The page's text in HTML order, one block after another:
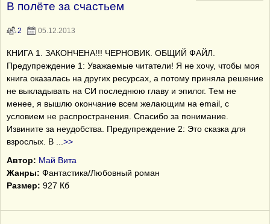
В полёте за счастьем
2 05.12.2013
КНИГА 1. ЗАКОНЧЕНА!!! ЧЕРНОВИК. ОБЩИЙ ФАЙЛ.
Предупреждение 1: Уважаемые читатели! Я не хочу, чтобы моя
книга оказалась на других ресурсах, а потому приняла решение
не выкладывать на СИ последнюю главу и эпилог. Тем не
менее, я вышлю окончание всем желающим на email, с
условием не распространения. Спасибо за понимание.
Извините за неудобства. Предупреждение 2: Это сказка для
взрослых. В
>>
Автор: Май Вита
Жанры: Фантастика/Любовный роман
Размер: 927 Кб